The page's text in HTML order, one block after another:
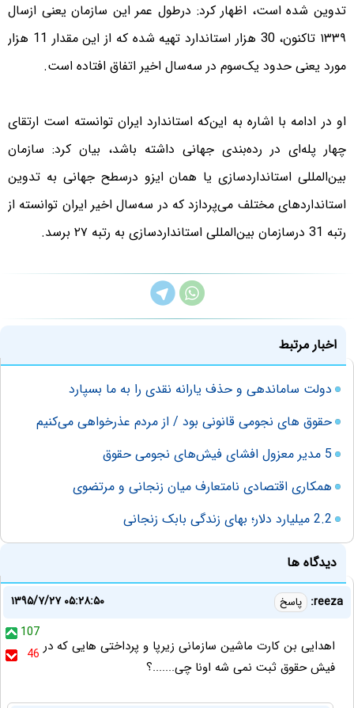
تدوین شده است، اظهار کرد: درطول عمر این سازمان یعنی از‌سال
۱۳۳۹ تاکنون، 30 هزار استاندارد تهیه شده که از این مقدار 11 هزار
مورد یعنی حدود یک‌سوم در سه‌سال اخیر اتفاق افتاده است.
او در ادامه با اشاره به این‌که استاندارد ایران توانسته است ارتقای
چهار پله‌ای در رده‌بندی جهانی داشته باشد، بیان کرد: سازمان
بین‌المللی استانداردسازی یا همان ایزو درسطح جهانی به تدوین
استانداردهای مختلف می‌پردازد که در سه‌سال اخیر ایران توانسته از
رتبه 31 درسازمان بین‌المللی استانداردسازی به رتبه ۲۷ برسد.
اخبار مرتبط
دولت ساماندهی و حذف یارانه نقدی را به ما بسپارد
حقوق های نجومی قانونی بود / از مردم عذرخواهی می‌کنیم
5 مدیر معزول افشای فیش‌های نجومی حقوق
همکاری اقتصادی نامتعارف میان زنجانی و مرتضوی
2.2 میلیارد دلار؛ بهای زندگی بابک زنجانی
دیدگاه ها
reeza: پاسخ
۱۳۹۵/۷/۲۷ ۰۵:۲۸:۵۰
107
46 اهدایی بن کارت ماشین سازمانی زیرپا و پرداختی هایی که در
فیش حقوق ثبت نمی شه اونا چی.......؟